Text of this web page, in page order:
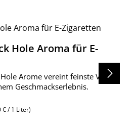
Hole Aroma für E-
Arome vereint feinste Vanille
Geschmackserlebnis.
€ / 1 Liter)